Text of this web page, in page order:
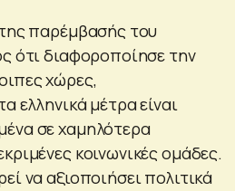
παρέμβασής του
ότι διαφοροποίησε την
χώρες,
ελληνικά μέτρα είναι
σε χαμηλότερα
κοινωνικές ομάδες.
να αξιοποιήσει πολιτικά